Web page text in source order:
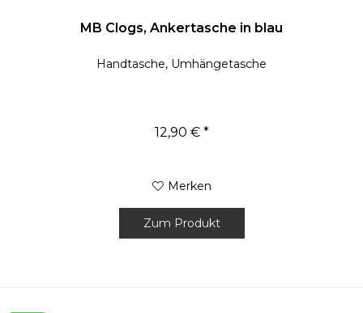
MB Clogs, Ankertasche in blau
Handtasche, Umhängetasche
12,90 € *
Merken
Zum Produkt